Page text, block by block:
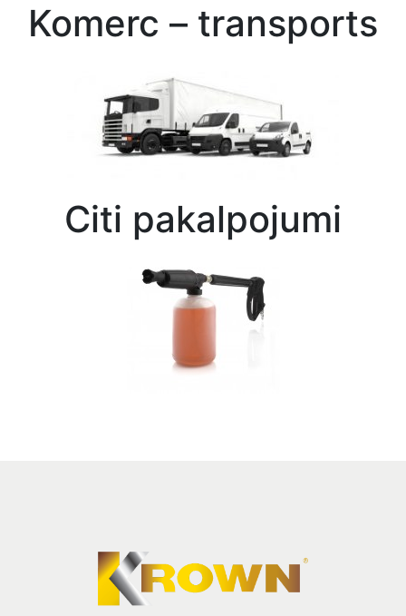
Komerc – transports
Citi pakalpojumi